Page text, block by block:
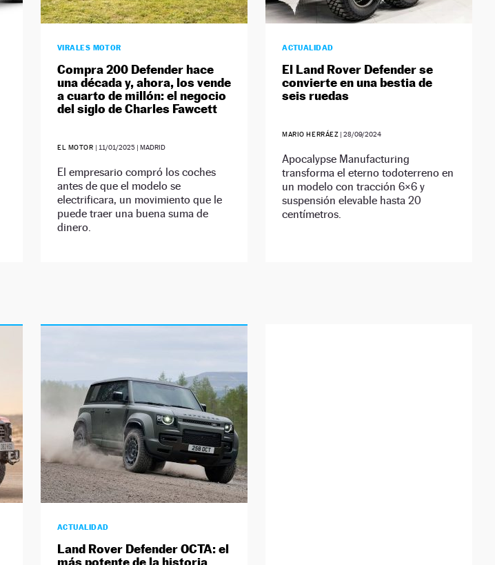
VIRALES MOTOR
Compra 200 Defender hace
una década y, ahora, los vende
a cuarto de millón: el negocio
del siglo de Charles Fawcett
EL MOTOR | 11/01/2025| MADRID
El empresario compró los coches
antes de que el modelo se
electrificara, un movimiento que le
puede traer una buena suma de
dinero.
ACTUALIDAD
El Land Rover Defender se
convierte en una bestia de
seis ruedas
MARIO HERRÁEZ |28/09/2024
Apocalypse Manufacturing
transforma el eterno todoterreno en
un modelo con tracción 6×6 y
suspensión elevable hasta 20
centímetros.
ACTUALIDAD
Land Rover Defender OCTA: el
más potente de la historia